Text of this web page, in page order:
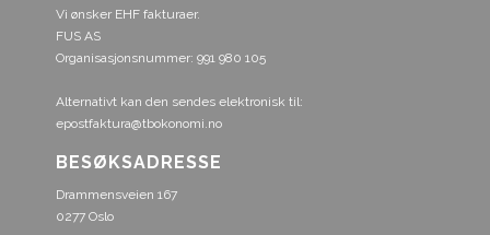
Vi ønsker EHF fakturaer.
FUS AS
Organisasjonsnummer: 991 980 105
Alternativt kan den sendes elektronisk til:
epostfaktura@tbokonomi.no
BESØKSADRESSE
Drammensveien 167
0277 Oslo